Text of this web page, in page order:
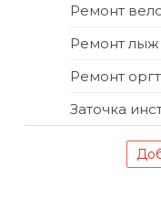
Ремонт
Ремонт
Ремонт
Заточка